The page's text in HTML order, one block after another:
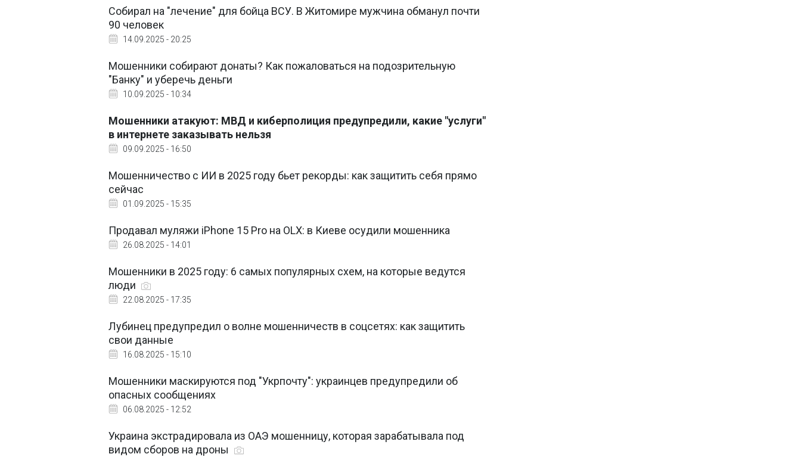
Собирал на "лечение" для бойца ВСУ. В Житомире мужчина обманул почти
90 человек
14.09.2025 - 20:25
Мошенники собирают донаты? Как пожаловаться на подозрительную
"Банку" и уберечь деньги
10.09.2025 - 10:34
Мошенники атакуют: МВД и киберполиция предупредили, какие "услуги"
в интернете заказывать нельзя
09.09.2025 - 16:50
Мошенничество с ИИ в 2025 году бьет рекорды: как защитить себя прямо
сейчас
01.09.2025 - 15:35
Продавал муляжи iPhone 15 Pro на OLX: в Киеве осудили мошенника
26.08.2025 - 14:01
Мошенники в 2025 году: 6 самых популярных схем, на которые ведутся
люди
22.08.2025 - 17:35
Лубинец предупредил о волне мошенничеств в соцсетях: как защитить
свои данные
16.08.2025 - 15:10
Мошенники маскируются под "Укрпочту": украинцев предупредили об
опасных сообщениях
06.08.2025 - 12:52
Украина экстрадировала из ОАЭ мошенницу, которая зарабатывала под
видом сборов на дроны